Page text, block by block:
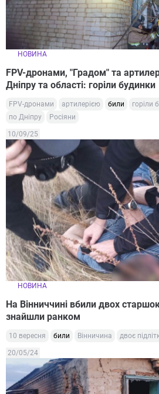
НОВИНА
FPV-дронами, "Градом" та
Дніпру та області: горіли будинки
FPV-дронами артилерією били горіли
по Дніпру
Росіяни
10/09/25
НОВИНА
На Вінниччині вбили двох
знайшли ранком
10 вересня били Вінничина двоє
20/05/24